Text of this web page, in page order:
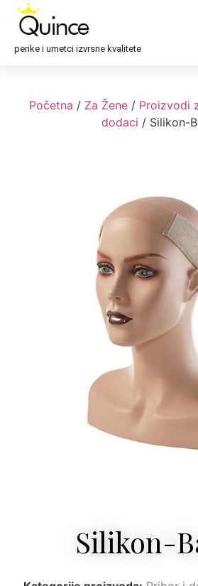
perike i umetci izvrsne kvalitete
Početna / Za Žene/ Proizvodi
dodaci / Silikon-
Silikon-